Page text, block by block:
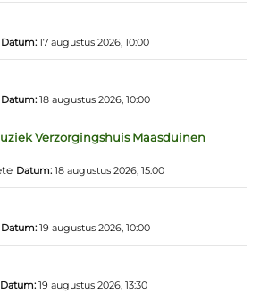
Datum: 17 augustus 2026, 10:00
Datum: 18 augustus 2026, 10:00
Verzorgingshuis Maasduinen
Datum: 18 augustus 2026, 15:00
Datum: 19 augustus 2026, 10:00
Datum: 19 augustus 2026, 13:30